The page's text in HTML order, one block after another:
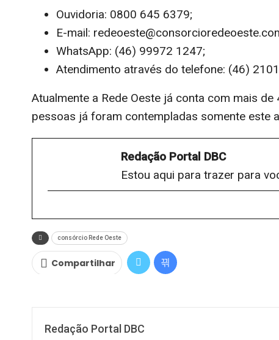
Ouvidoria: 0800 645 6379;
E-mail:
WhatsApp: (46) 99972 1247;
Atendimento através do telefone: (46)
Atualmente a Rede Oeste já conta com mais
pessoas já foram contempladas somente este
Redação Portal DBC
Estou aqui para trazer para
consórcio Rede Oeste
Compartilhar
Redação Portal DBC